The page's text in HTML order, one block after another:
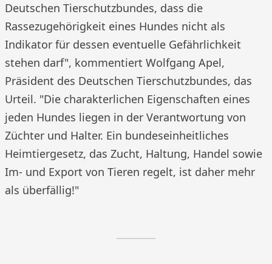
Deutschen Tierschutzbundes, dass die
Rassezugehörigkeit eines Hundes nicht als
Indikator für dessen eventuelle Gefährlichkeit
stehen darf", kommentiert Wolfgang Apel,
Präsident des Deutschen Tierschutzbundes, das
Urteil. "Die charakterlichen Eigenschaften eines
jeden Hundes liegen in der Verantwortung von
Züchter und Halter. Ein bundeseinheitliches
Heimtiergesetz, das Zucht, Haltung, Handel sowie
Im- und Export von Tieren regelt, ist daher mehr
als überfällig!"